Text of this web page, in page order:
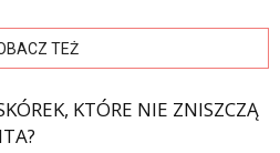
TEŻ
KTÓRE NIE ZNISZCZĄ